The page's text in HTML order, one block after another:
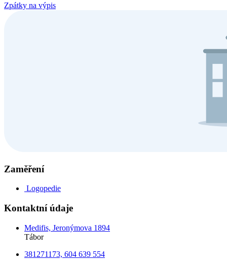
Zpátky na výpis
Zaměření
Logopedie
Kontaktní údaje
Medifis, Jeronýmova 1894
Tábor
381271173, 604 639 554